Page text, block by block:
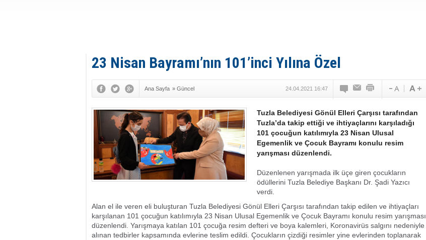
23 Nisan Bayramı’nın 101’inci Yılına Özel
Ana Sayfa » Güncel 24.04.2021 16:47
Tuzla Belediyesi Gönül Elleri Çarşısı tarafından
Tuzla’da takip ettiği ve ihtiyaçlarını karşıladığı
101 çocuğun katılımıyla 23 Nisan Ulusal
Egemenlik ve Çocuk Bayramı konulu resim
yarışması düzenlendi.
Düzenlenen yarışmada ilk üçe giren çocukların
ödüllerini Tuzla Belediye Başkanı Dr. Şadi Yazıcı
verdi.
Alan el ile veren eli buluşturan Tuzla Belediyesi Gönül Elleri Çarşısı tarafından takip edilen ve ihtiyaçları
karşılanan 101 çocuğun katılımıyla 23 Nisan Ulusal Egemenlik ve Çocuk Bayramı konulu resim yarışması
düzenlendi. Yarışmaya katılan 101 çocuğa resim defteri ve boya kalemleri, Koronavirüs salgını nedeniyle
alınan tedbirler kapsamında evlerine teslim edildi. Çocukların çizdiği resimler yine evlerinden toplanarak